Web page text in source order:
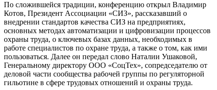
По сложившейся традиции, конференцию открыл Владимир
Котов, Президент Ассоциации «СИЗ», рассказавший о
внедрении стандартов качества СИЗ на предприятиях,
основных методах автоматизации и цифровизации процессов
охраны труда, о ключевых базах данных, необходимых в
работе специалистов по охране труда, а также о том, как ими
пользоваться. Далее он передал слово Наталии Ушаковой,
Генеральному директору ООО «СоцТех», сопредседателю от
деловой части сообщества рабочей группы по регуляторной
гильотине в сфере трудовых отношений и охраны труда.